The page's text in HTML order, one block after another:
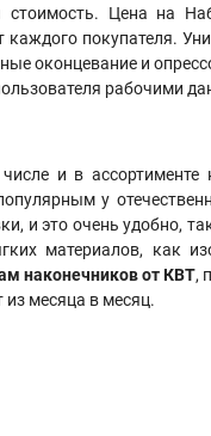
Цена на
покупателя.
оконцевание и
рабочими
и в
у
и это очень удобно,
материалов, как
наконечников от КВТ,
месяца в месяц.